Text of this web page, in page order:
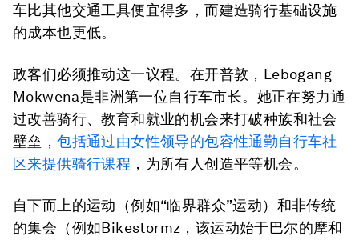
车比其他交通工具便宜得多，而建造骑行基础设施
的成本也更低。
政客们必须推动这一议程。在开普敦，Lebogang
Mokwena是非洲第一位自行车市长。她正在努力通
过改善骑行、教育和就业的机会来打破种族和社会
壁垒，包括通过由女性领导的包容性通勤自行车社
区来提供骑行课程 ，为所有人创造平等机会。
自下而上的运动（例如“临界群众”运动）和非传统
的集会（例如Bikestormz，该运动始于巴尔的摩和